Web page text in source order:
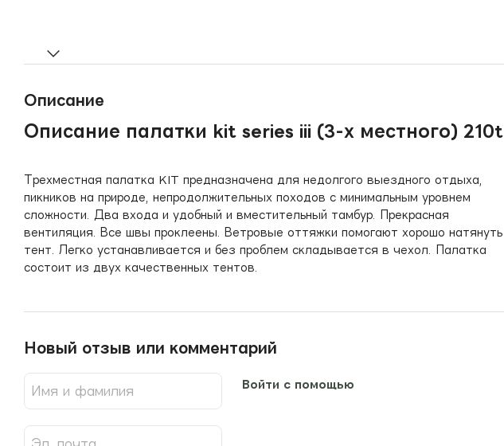
Описание
Описание палатки kit series iii (3-х местного) 210t
Трехместная палатка KIT предназначена для недолгого выездного отдыха,
пикников на природе, непродолжительных походов с минимальным уровнем
сложности. Два входа и удобный и вместительный тамбур. Прекрасная
вентиляция. Все швы проклеены. Ветровые оттяжки помогают хорошо натянуть
тент. Легко устанавливается и без проблем складывается в чехол. Палатка
состоит из двух качественных тентов.
Новый отзыв или комментарий
Войти с помощью